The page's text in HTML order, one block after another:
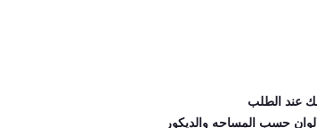
عند الطلب
حسب المساحه والديكور